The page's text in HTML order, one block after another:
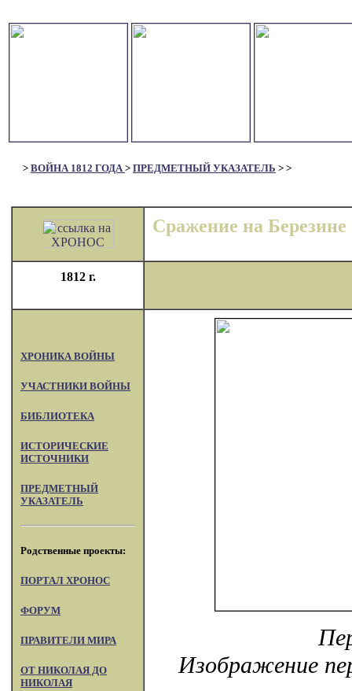
> ВОЙНА 1812 ГОДА> ПРЕДМЕТНЫЙ УКАЗАТЕЛЬ > >
Сражение на Березине
1812 г.
ХРОНИКА ВОЙНЫ
УЧАСТНИКИ ВОЙНЫ
БИБЛИОТЕКА
ИСТОРИЧЕСКИЕ
ИСТОЧНИКИ
ПРЕДМЕТНЫЙ
УКАЗАТЕЛЬ
Родственные проекты:
ПОРТАЛ XPOHOC
ФОРУМ
ПРАВИТЕЛИ МИРА
ОТ НИКОЛАЯ ДО
НИКОЛАЯ
Изображение